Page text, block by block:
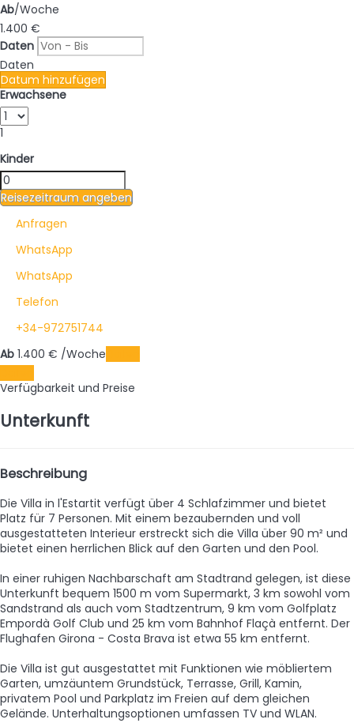
Ab/Woche
1.400 €
Daten
Daten
Datum hinzufügen
Erwachsene
1
Kinder
Reisezeitraum angeben
Anfragen
WhatsApp
WhatsApp
Telefon
+34-972751744
Ab 1.400 € /Woche
Verfügbarkeit und Preise
Unterkunft
Beschreibung
Die Villa in l'Estartit verfügt über 4 Schlafzimmer und bietet
Platz für 7 Personen. Mit einem bezaubernden und voll
ausgestatteten Interieur erstreckt sich die Villa über 90 m² und
bietet einen herrlichen Blick auf den Garten und den Pool.
In einer ruhigen Nachbarschaft am Stadtrand gelegen, ist diese
Unterkunft bequem 1500 m vom Supermarkt, 3 km sowohl vom
Sandstrand als auch vom Stadtzentrum, 9 km vom Golfplatz
Empordà Golf Club und 25 km vom Bahnhof Flaçà entfernt. Der
Flughafen Girona - Costa Brava ist etwa 55 km entfernt.
Die Villa ist gut ausgestattet mit Funktionen wie möbliertem
Garten, umzäuntem Grundstück, Terrasse, Grill, Kamin,
privatem Pool und Parkplatz im Freien auf dem gleichen
Gelände. Unterhaltungsoptionen umfassen TV und WLAN.